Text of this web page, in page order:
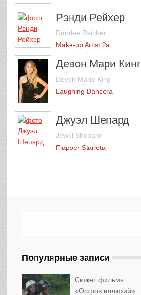
Рэнди Рейхер
Randee Reicher
Make-up Artist 2а
Девон Мари Кинг
Devon Marie King
Laughing Dancerа
Джуэл Шепард
Jewel Shepard
Flapper Starletа
Популярные записи
Сюжет фильма
«Остров иллюзий»